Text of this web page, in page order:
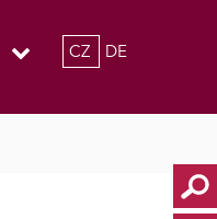
CZ DE